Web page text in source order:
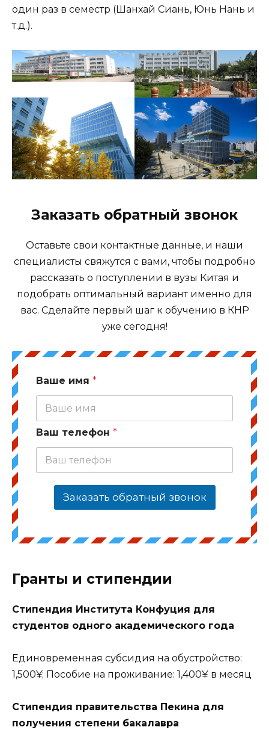
один раз в семестр (Шанхай Сиань, Юнь Нань и
т.д.).
Заказать обратный звонок
Оставьте свои контактные данные, и наши
специалисты свяжутся с вами, чтобы подробно
рассказать о поступлении в вузы Китая и
подобрать оптимальный вариант именно для
вас. Сделайте первый шаг к обучению в КНР
уже сегодня!
Ваше имя *
Ваш телефон *
Заказать обратный звонок
Гранты и стипендии
Стипендия Института Конфуция для
студентов одного академического года
Единовременная субсидия на обустройство:
1,500¥; Пособие на проживание: 1,400¥ в месяц
Стипендия правительства Пекина для
получения степени бакалавра